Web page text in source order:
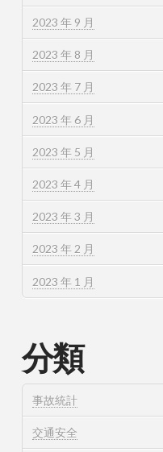
2023 年 9 月
2023 年 8 月
2023 年 7 月
2023 年 6 月
2023 年 5 月
2023 年 4 月
2023 年 3 月
2023 年 2 月
2023 年 1 月
分類
事故統計
交通安全